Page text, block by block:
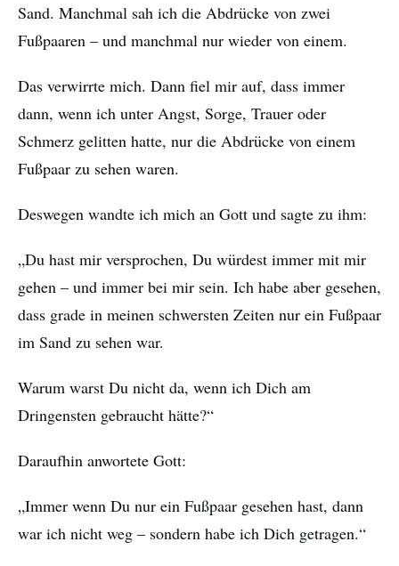
Sand. Manchmal sah ich die Abdrücke von zwei
Fußpaaren – und manchmal nur wieder von einem.
Das verwirrte mich. Dann fiel mir auf, dass immer
dann, wenn ich unter Angst, Sorge, Trauer oder
Schmerz gelitten hatte, nur die Abdrücke von einem
Fußpaar zu sehen waren.
Deswegen wandte ich mich an Gott und sagte zu ihm:
„Du hast mir versprochen, Du würdest immer mit mir
gehen – und immer bei mir sein. Ich habe aber gesehen,
dass grade in meinen schwersten Zeiten nur ein Fußpaar
im Sand zu sehen war.
Warum warst Du nicht da, wenn ich Dich am
Dringensten gebraucht hätte?“
Daraufhin anwortete Gott:
„Immer wenn Du nur ein Fußpaar gesehen hast, dann
war ich nicht weg – sondern habe ich Dich getragen.“